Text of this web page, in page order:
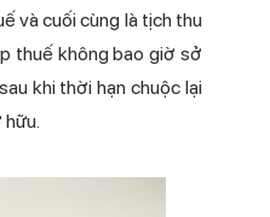
và cuối cùng là tịch thu
thuế không bao giờ sở
khi thời hạn chuộc lại